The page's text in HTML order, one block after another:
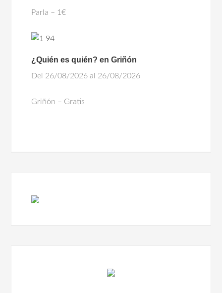
Parla – 1€
¿Quién es quién? en Griñón
Del 26/08/2026 al 26/08/2026
Griñón – Gratis